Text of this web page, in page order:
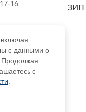
16
ЗИП
с данными о
с